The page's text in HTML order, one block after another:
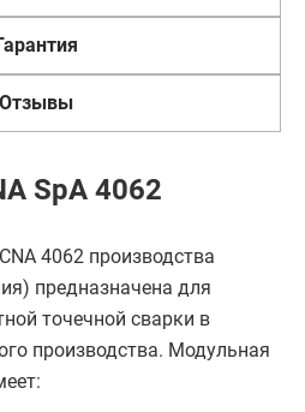
Отзывы
SpA 4062
4062 производства
предназначена для
точечной сварки в
производства. Модульная